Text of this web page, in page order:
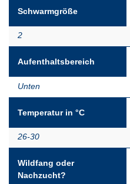
Schwarmgröße
2
Aufenthaltsbereich
Unten
Temperatur in °C
26-30
Wildfang oder
Nachzucht?